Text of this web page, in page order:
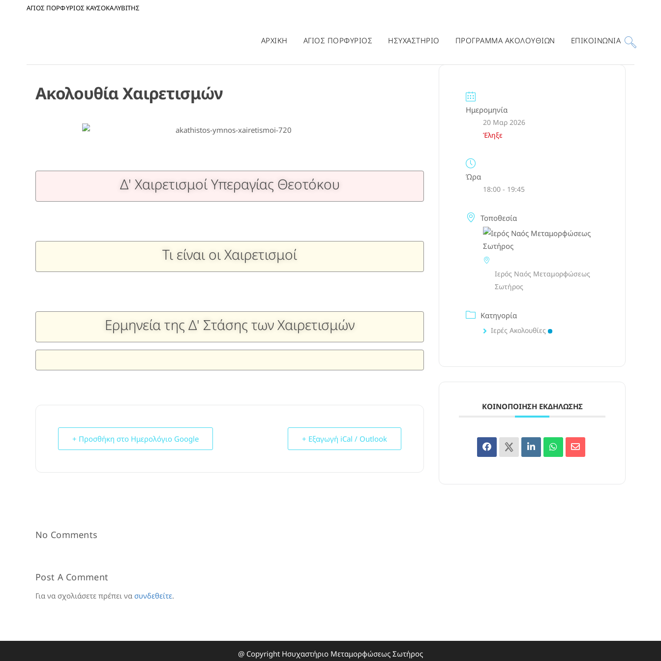
ΑΓΙΟΣ ΠΟΡΦΥΡΙΟΣ ΚΑΥΣΟΚΑΛΥΒΙΤΗΣ
ΑΡΧΙΚΗ ΑΓΙΟΣ ΠΟΡΦΥΡΙΟΣ ΗΣΥΧΑΣΤΗΡΙΟ ΠΡΟΓΡΑΜΜΑ ΑΚΟΛΟΥΘΙΩΝ ΕΠΙΚΟΙΝΩΝΙΑ
Ακολουθία Χαιρετισμών
Δ' Χαιρετισμοί Υπεραγίας Θεοτόκου
Τι είναι οι Χαιρετισμοί
Ερμηνεία της Δ' Στάσης των Χαιρετισμών
+ Προσθήκη στο Ημερολόγιο Google + Εξαγωγή iCal / Outlook
Ημερομηνία
20 Μαρ 2026
Έληξε
Ώρα
18:00 - 19:45
Τοποθεσία
Ιερός Ναός Μεταμορφώσεως
Σωτήρος
Κατηγορία
Ιερές Ακολουθίες
ΚΟΙΝΟΠΟΊΗΣΗ ΕΚΔΉΛΩΣΗΣ
No Comments
Post A Comment
Για να σχολιάσετε πρέπει να συνδεθείτε.
@ Copyright Ησυχαστήριο Μεταμορφώσεως Σωτήρος